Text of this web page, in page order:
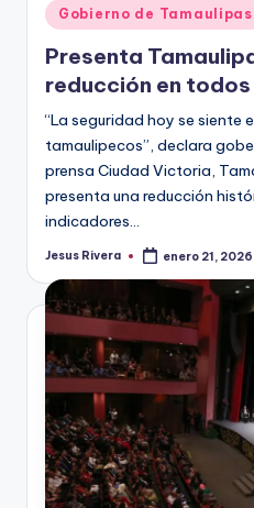
Publicado
en
Gobierno de Tamaulipas
Presenta
reducción en
“La seguridad hoy se siente
tamaulipecos”, declara
prensa Ciudad Victoria,
presenta una reducción
indicadores…
Publicado
Jesus Rivera enero 21, 2026